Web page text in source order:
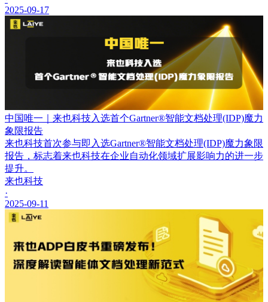
2025-09-17
中国唯一｜来也科技入选首个Gartner®智能文档处理(IDP)魔力
象限报告
来也科技首次参与即入选Gartner®智能文档处理(IDP)魔力象限
报告，标志着来也科技在企业自动化领域扩展影响力的进一步
提升。
来也科技
·
2025-09-11